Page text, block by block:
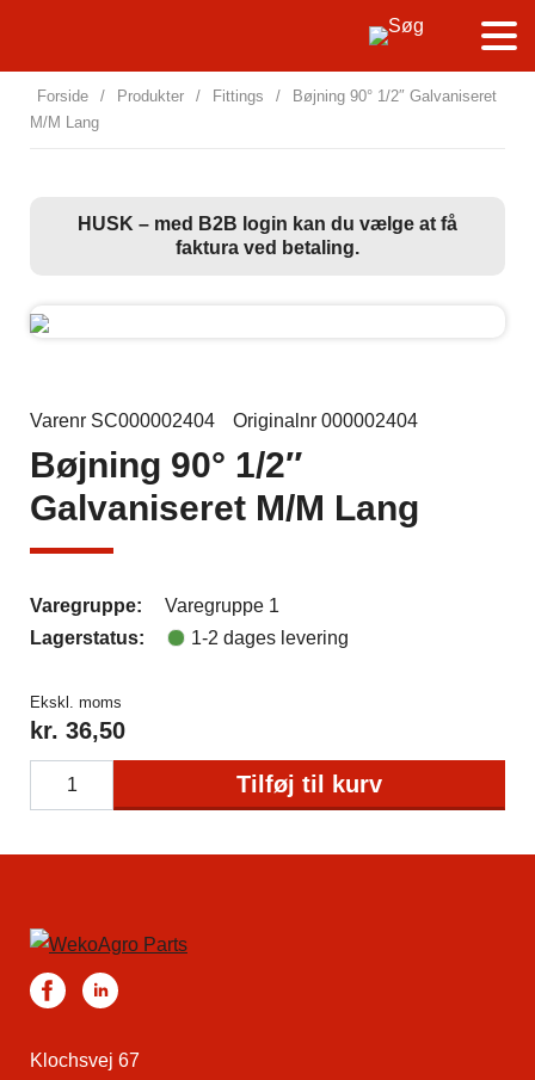
Forside / Produkter / Fittings /
Bøjning 90° 1/2″ Galvaniseret
M/M Lang
HUSK – med B2B login kan du vælge at få
faktura ved betaling.
Varenr SC000002404 Originalnr 000002404
Bøjning 90° 1/2″
Galvaniseret M/M Lang
Varegruppe:
Varegruppe 1
Lagerstatus:
1-2 dages levering
Ekskl. moms
kr. 36,50
Tilføj til kurv
Klochsvej 67